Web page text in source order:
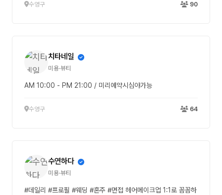
수영구 90
치타네일
미용·뷰티
AM 10:00 - PM 21:00 / 미리예약시심야가능
수영구 64
수연하다
미용·뷰티
#데일리 #프로필 #웨딩 #혼주 #면접 헤어메이크업 1:1로 꼼꼼하